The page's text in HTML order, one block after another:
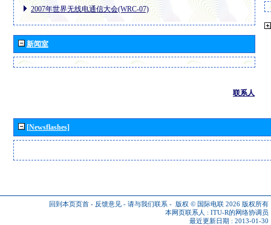
2007年世界无线电通信大会(WRC-07)
新闻室
联系人
[Newsflashes]
回到本页页首 - 反馈意见 - 请与我们联系 - 版权 © 国际电联 2026 版权所有
本网页联系人 : ITU-R的网络协调员
最近更新日期 : 2013-01-30